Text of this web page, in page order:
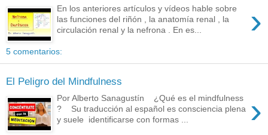
›
En los anteriores artículos y vídeos hable sobre
las funciones del riñón , la anatomía renal , la
circulación renal y la nefrona . En es...
5 comentarios:
El Peligro del Mindfulness
›
Por Alberto Sanagustín ¿Qué es el mindfulness
? Su traducción al español es consciencia plena
y suele identificarse con formas ...